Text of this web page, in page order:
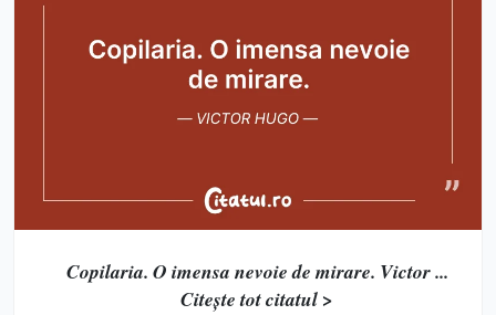
Copilaria. O imensa nevoie de mirare. Victor ...
Citește tot citatul >